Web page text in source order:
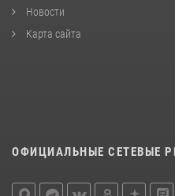
Новости
Карта сайта
ОФИЦИАЛЬНЫЕ СЕТЕВЫЕ